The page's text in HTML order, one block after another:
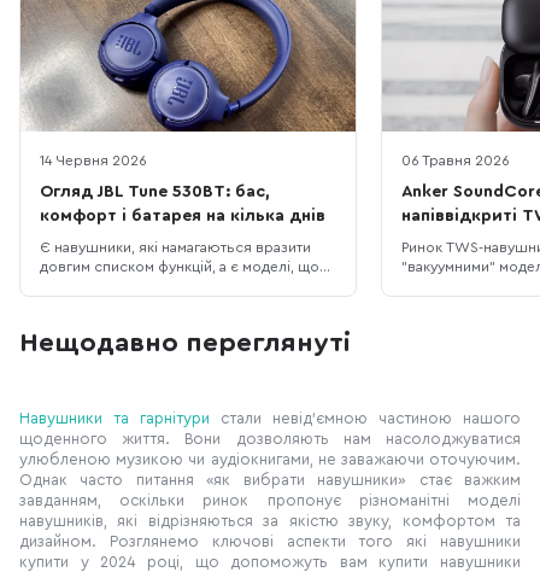
14 Червня 2026
Огляд JBL Tune 530BT: бас,
комфорт і батарея на кілька днів
Є навушники, які намагаються вразити
довгим списком функцій, а є моделі, що
про яку не доводиться думати щодня. JBL
06 Травня 2026
Anker
напіввідкриті
та AI-
Ринок TWS-
"вакуумними"
Нещодавно переглянуті
Навушники та гарнітури стали невід'ємною частиною нашого
щоденного життя. Вони дозволяють нам насолоджуватися
улюбленою музикою чи аудіокнигами, не заважаючи оточуючим.
Однак часто питання «як вибрати навушники» стає важким
завданням, оскільки ринок пропонує різноманітні моделі
навушників, які відрізняються за якістю звуку, комфортом та
дизайном. Розглянемо ключові аспекти того які навушники
купити у 2024 році, що допоможуть вам купити навушники